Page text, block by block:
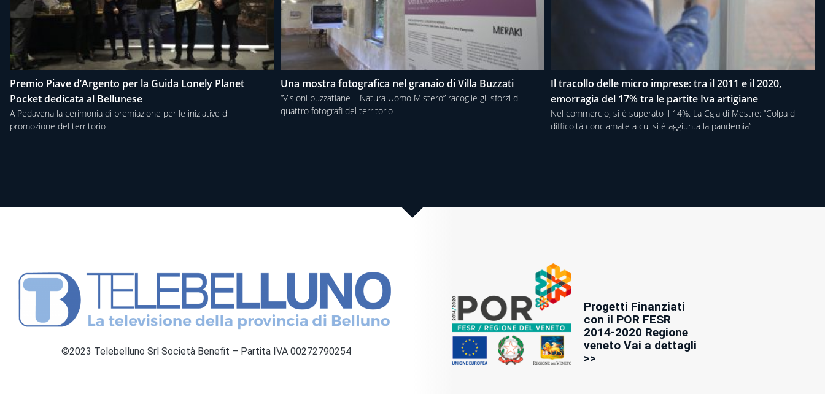
Premio Piave d’Argento per la Guida Lonely Planet
Pocket dedicata al Bellunese
A Pedavena la cerimonia di premiazione per le iniziative di
promozione del territorio
Una mostra fotografica nel granaio di Villa Buzzati
“Visioni buzzatiane – Natura Uomo Mistero” racoglie gli sforzi di
quattro fotografi del territorio
Il tracollo delle micro imprese: tra il 2011 e il 2020,
emorragia del 17% tra le partite Iva artigiane
Nel commercio, si è superato il 14%. La Cgia di Mestre: “Colpa di
difficoltà conclamate a cui si è aggiunta la pandemia”
©2023 Telebelluno Srl Società Benefit – Partita IVA 00272790254
Progetti Finanziati
con il POR FESR
2014-2020 Regione
veneto Vai a dettagli
>>